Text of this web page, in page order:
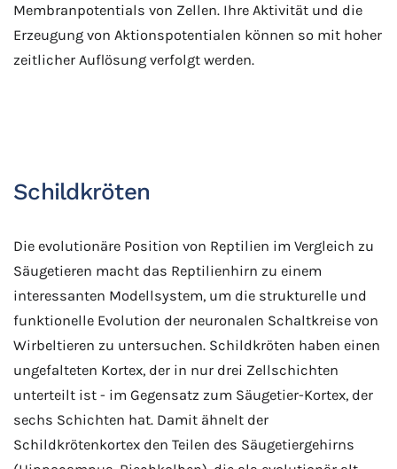
Membranpotentials von Zellen. Ihre Aktivität und die
Erzeugung von Aktionspotentialen können so mit hoher
zeitlicher Auflösung verfolgt werden.
Schildkröten
Die evolutionäre Position von Reptilien im Vergleich zu
Säugetieren macht das Reptilienhirn zu einem
interessanten Modellsystem, um die strukturelle und
funktionelle Evolution der neuronalen Schaltkreise von
Wirbeltieren zu untersuchen. Schildkröten haben einen
ungefalteten Kortex, der in nur drei Zellschichten
unterteilt ist - im Gegensatz zum Säugetier-Kortex, der
sechs Schichten hat. Damit ähnelt der
Schildkrötenkortex den Teilen des Säugetiergehirns